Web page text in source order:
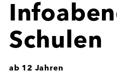
Schulen
ab 12 Jahren